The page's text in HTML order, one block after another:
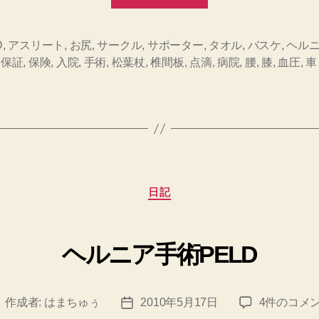
ヘ
ル
手
目”
, アスリート , お尻,サークル, サポーター, タオル, バスケ,ヘル
保証, 保険, 入院, 手術, 松葉杖,椎間板, 点滴, 病院, 腰, 膝, 血圧,車
カ
テ
ー
日記
ヘルニア手術PELD
作成者: はまちゅぅ
投
2010年5月17日
ヘ
4件のコメ